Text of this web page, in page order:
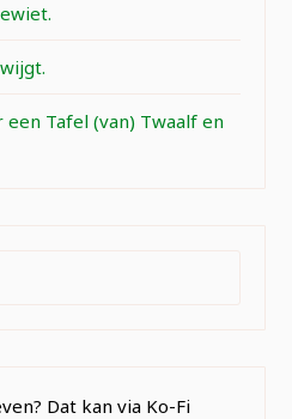
een Tafel (van) Twaalf en
Dat kan via Ko-Fi